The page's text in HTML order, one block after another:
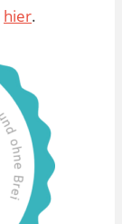
hier.